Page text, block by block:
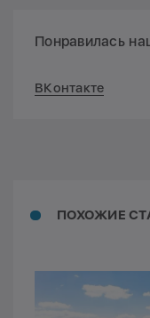
Понравилась
ВКонтакте
ПОХОЖИЕ